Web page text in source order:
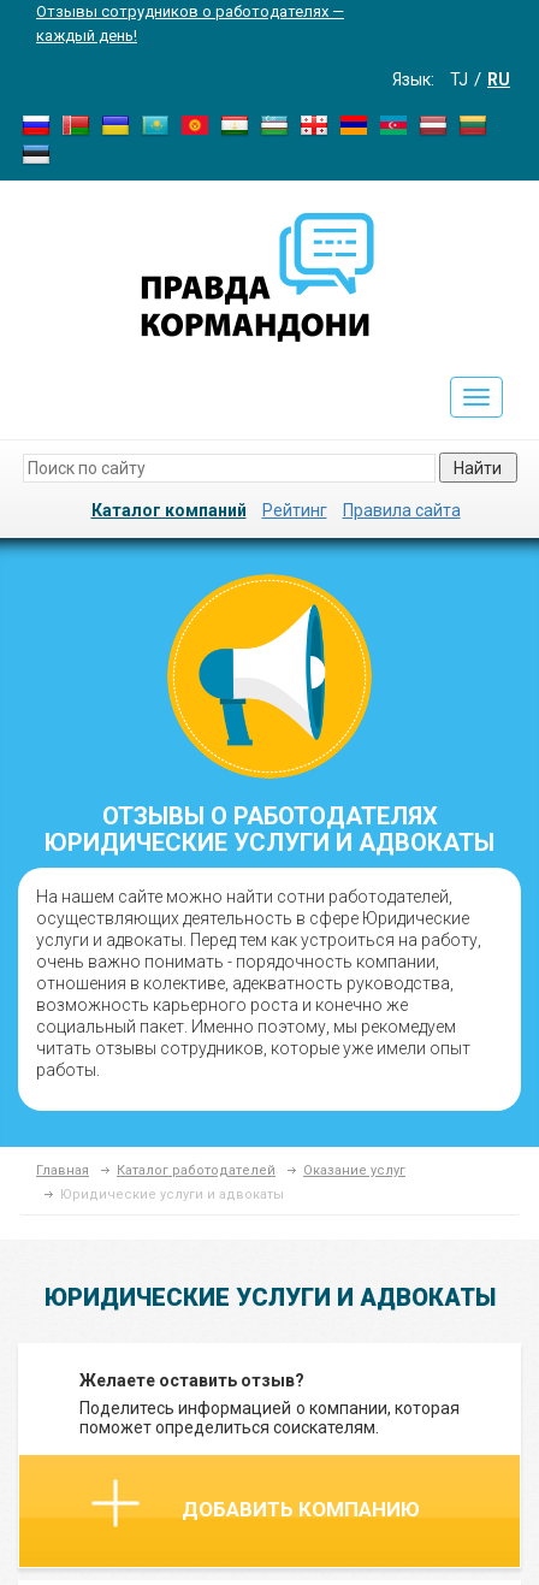
Отзывы сотрудников о работодателях —
каждый день!
Язык: TJ RU
Toggle
Найти
Каталог компаний Рейтинг Правила сайта
ОТЗЫВЫ О РАБОТОДАТЕЛЯХ
ЮРИДИЧЕСКИЕ УСЛУГИ И АДВОКАТЫ
На нашем сайте можно найти сотни работодателей,
осуществляющих деятельность в сфере Юридические
услуги и адвокаты. Перед тем как устроиться на работу,
очень важно понимать - порядочность компании,
отношения в колективе, адекватность руководства,
возможность карьерного роста и конечно же
социальный пакет. Именно поэтому, мы рекомедуем
читать отзывы сотрудников, которые уже имели опыт
работы.
Главная Каталог работодателей
Оказание услуг
Юридические услуги и адвокаты
ЮРИДИЧЕСКИЕ УСЛУГИ И АДВОКАТЫ
Желаете оставить отзыв?
Поделитесь информацией о компании, которая
поможет определиться соискателям.
ДОБАВИТЬ КОМПАНИЮ